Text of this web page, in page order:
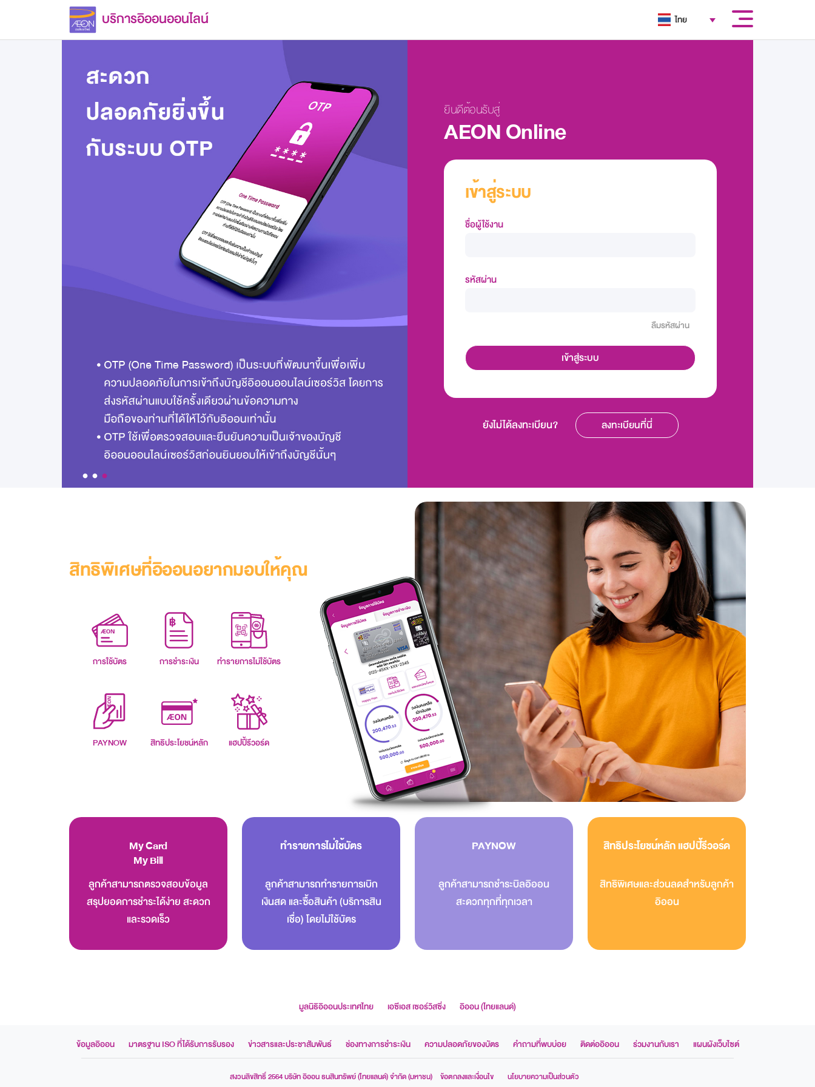
บริการอิออนออนไลน์ ไทย
ยินดีต้อนรับสู่
AEON Online
เข้าสู่ระบบ
ชื่อผู้ใช้งาน
รหัสผ่าน
ลืมรหัสผ่าน
ยังไม่ได้ลงทะเบียน? ลงทะเบียนที่นี่
สิทธิพิเศษที่อิออนอยากมอบให้คุณ
การใช้บัตร การชำระเงิน ทำรายการไม่ใช้บัตร
PAYNOW สิทธิประโยชน์หลัก แฮปปี้รีวอร์ด
My Card
My Bill
ลูกค้าสามารถตรวจสอบข้อมูล
สรุปยอดการชำระได้ง่าย สะดวก
และรวดเร็ว
ทำรายการไม่ใช้บัตร
ลูกค้าสามารถทำรายการเบิก
เงินสด และซื้อสินค้า (บริการสิน
เชื่อ) โดยไม่ใช้บัตร
PAYNOW
ลูกค้าสามารถชำระบิลอิออน
สะดวกทุกที่ทุกเวลา
สิทธิประโยชน์หลัก แฮปปี้รีวอร์ด
สิทธิพิเศษและส่วนลดสำหรับลูกค้า
อิออน
มูลนิธิอิออนประเทศไทย เอซีเอส เซอร์วิสซิ่ง อิออน (ไทยแลนด์)
ข้อมูลอิออน มาตรฐาน ISO ที่ได้รับการรับรอง ข่าวสารและประชาสัมพันธ์ ช่องทางการชำระเงิน ความปลอดภัยของบัตร คำถามที่พบบ่อย ติดต่ออิออน ร่วมงานกับเรา แผนผังเว็บไซต์
สงวนลิขสิทธิ์ 2564 บริษัท อิออน ธนสินทรัพย์ (ไทยแลนด์) จำกัด (มหาชน) ข้อตกลงและเงื่อนไข นโยบายความเป็นส่วนตัว